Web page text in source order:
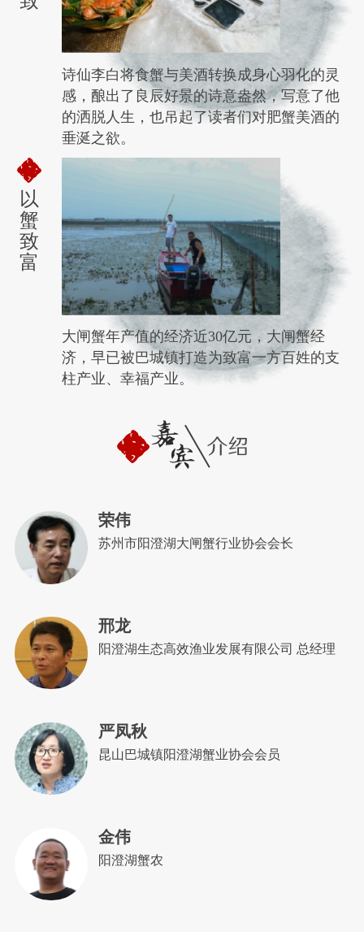
诗仙李白将食蟹与美酒转换成身心羽化的灵
感，酿出了良辰好景的诗意盎然，写意了他
的洒脱人生，也吊起了读者们对肥蟹美酒的
垂涎之欲。
以
蟹
致
富
大闸蟹年产值的经济近30亿元，大闸蟹经
济，早已被巴城镇打造为致富一方百姓的支
柱产业、幸福产业。
荣伟
苏州市阳澄湖大闸蟹行业协会会长
邢龙
阳澄湖生态高效渔业发展有限公司 总经理
严凤秋
昆山巴城镇阳澄湖蟹业协会会员
金伟
阳澄湖蟹农